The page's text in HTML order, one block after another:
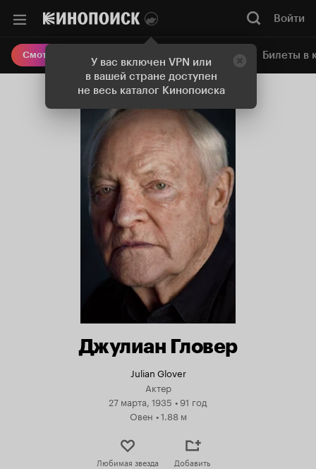
У вас включен VPN или
в вашей стране доступен
не весь каталог Кинопоиска
Войти
Смотреть кино Онлайн-кинотеатр Билеты в
Джулиан Гловер
Julian Glover
Актер
27 марта, 1935 • 91 год
Овен •1.88 м
Любимая звезда Добавить